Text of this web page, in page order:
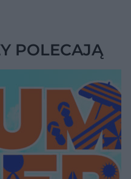
POLECAJĄ